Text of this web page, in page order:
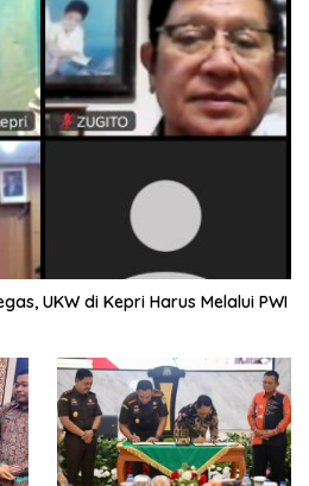
UKW di Kepri Harus Melalui PWI